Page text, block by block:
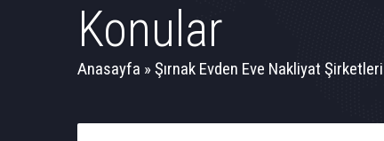
Konular
Anasayfa »Şırnak Evden Eve Nakliyat